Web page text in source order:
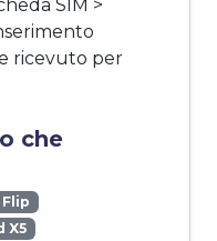
SIM >
ricevuto per
che
X5